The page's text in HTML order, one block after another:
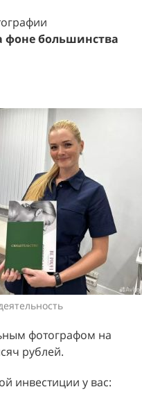
фоне большинства
фотографом на
рублей.
инвестиции у вас: